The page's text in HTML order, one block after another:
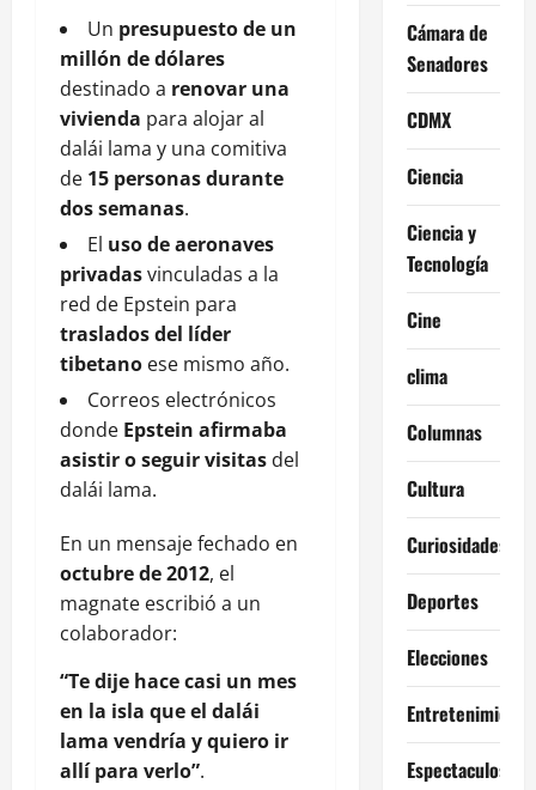
Un presupuesto de un
millón de dólares
destinado a renovar una
vivienda para alojar al
dalái lama y una comitiva
de 15 personas durante
dos semanas.
El uso de aeronaves
privadasvinculadas a la
red de Epstein para
traslados del líder
tibetano ese mismo año.
Correos electrónicos
donde Epstein afirmaba
asistir o seguir visitas del
dalái lama.
En un mensaje fechado en
octubre de 2012, el
magnate escribió a un
colaborador:
“Te dije hace casi un mes
en la isla que el dalái
lama vendría y quiero ir
allí para verlo”.
Cámara de
Senadores
CDMX
Ciencia
Ciencia y
Tecnología
Cine
clima
Columnas
Cultura
Curiosidades
Deportes
Elecciones
Entretenimiento
Espectaculos